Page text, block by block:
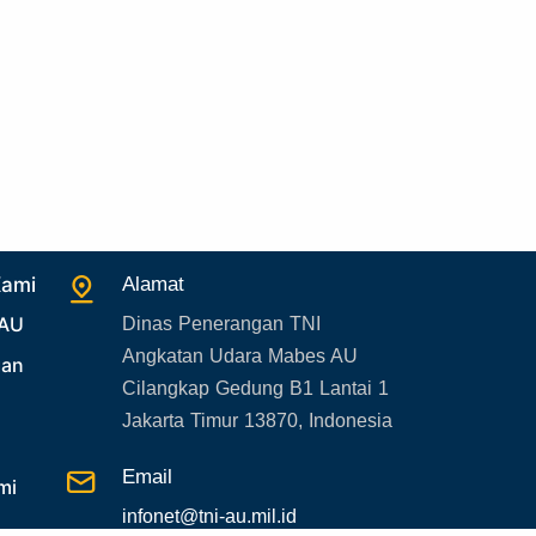
33. Agenda Presiden
34. Agenda Kabupaten/Kota
35. Gangguan bandara
36. Kecelakaan pesawat TNI
37. Kecelakaan pesawat swasta
38. Bencana Alam
39. Gangguan KAMTIBMAS
Alamat
Dinas Penerangan TNI
Angkatan Udara Mabes AU
Cilangkap Gedung B1 Lantai 1
Jakarta Timur 13870, Indonesia
Email
infonet@tni-au.mil.id